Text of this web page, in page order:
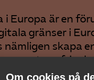
Om cookies på
Europa är en
gränser i
skapa
rapport om fria